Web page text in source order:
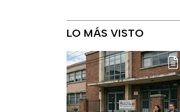
LO MÁS VISTO